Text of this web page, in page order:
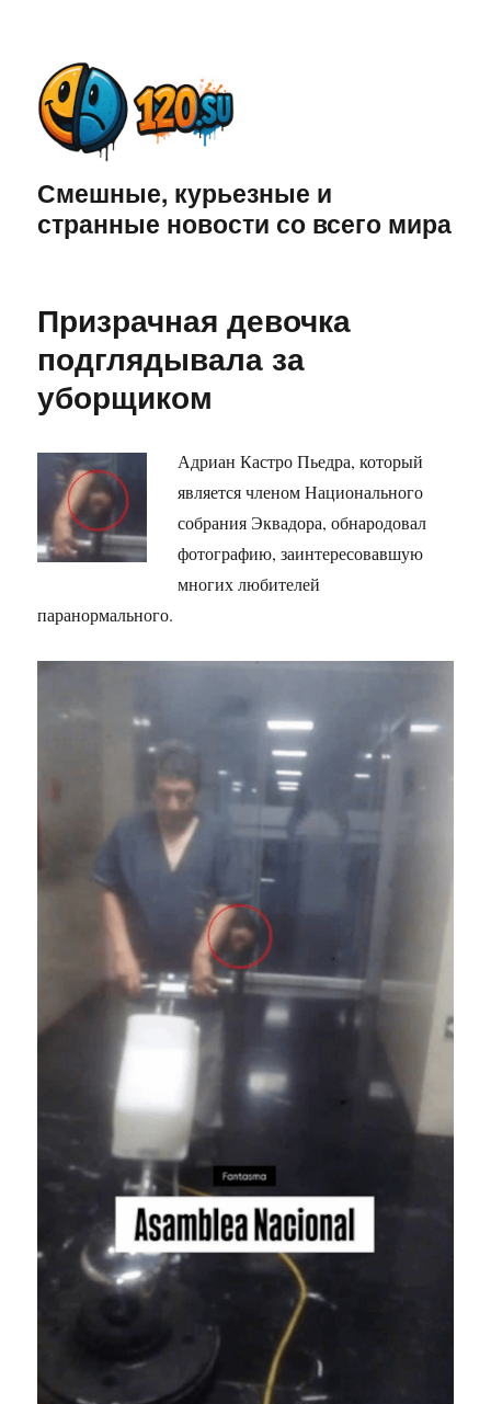
Смешные, курьезные и
странные новости со всего мира
Призрачная девочка
подглядывала за
уборщиком
Адриан Кастро Пьедра, который
является членом Национального
собрания Эквадора, обнародовал
фотографию, заинтересовавшую
многих любителей
паранормального.